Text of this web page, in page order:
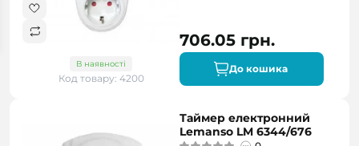
В наявності
Код товару: 4200
706.05 грн.
До кошика
Таймер електронний
Lemanso LM 6344/676